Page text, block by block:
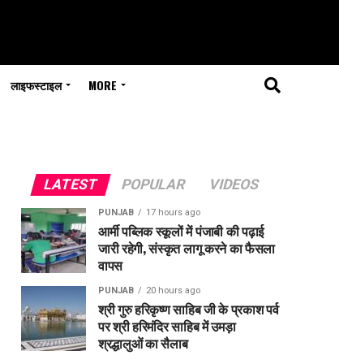
लाइफस्टाइल MORE
LATEST POPULAR VIDEOS
PUNJAB 17 hours ago
आर्मी पब्लिक स्कूलों में पंजाबी की पढ़ाई
जारी रहेगी, संस्कृत लागू करने का फैसला
वापस
PUNJAB 20 hours ago
श्री गुरु हरिकृष्ण साहिब जी के प्रकाश पर्व
पर श्री हरिमंदिर साहिब में उमड़ा
श्रद्धालुओं का सैलाब